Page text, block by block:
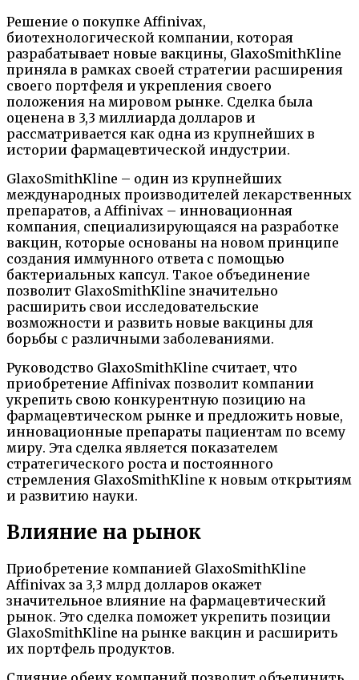
Решение о покупке Affinivax,
биотехнологической компании, которая
разрабатывает новые вакцины, GlaxoSmithKline
приняла в рамках своей стратегии расширения
своего портфеля и укрепления своего
положения на мировом рынке. Сделка была
оценена в 3,3 миллиарда долларов и
рассматривается как одна из крупнейших в
истории фармацевтической индустрии.
GlaxoSmithKline – один из крупнейших
международных производителей лекарственных
препаратов, а Affinivax – инновационная
компания, специализирующаяся на разработке
вакцин, которые основаны на новом принципе
создания иммунного ответа с помощью
бактериальных капсул. Такое объединение
позволит GlaxoSmithKline значительно
расширить свои исследовательские
возможности и развить новые вакцины для
борьбы с различными заболеваниями.
Руководство GlaxoSmithKline считает, что
приобретение Affinivax позволит компании
укрепить свою конкурентную позицию на
фармацевтическом рынке и предложить новые,
инновационные препараты пациентам по всему
миру. Эта сделка является показателем
стратегического роста и постоянного
стремления GlaxoSmithKline к новым открытиям
и развитию науки.
Влияние на рынок
Приобретение компанией GlaxoSmithKline
Affinivax за 3,3 млрд долларов окажет
значительное влияние на фармацевтический
рынок. Это сделка поможет укрепить позиции
GlaxoSmithKline на рынке вакцин и расширить
их портфель продуктов.